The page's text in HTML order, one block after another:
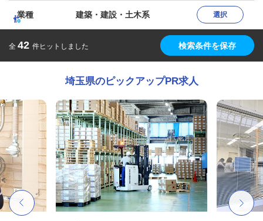
業種 建築・建設・土木系 選択
全 42 件ヒットしました 検索条件を保存
埼玉県のピックアップPR求人